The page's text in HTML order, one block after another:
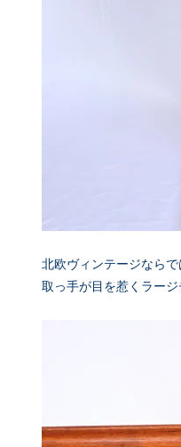
北欧ヴィンテージならで
取っ手が目を惹くラージ